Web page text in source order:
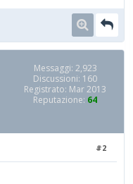
Messaggi: 2,923
Discussioni: 160
Registrato: Mar 2013
Reputazione: 64
#2